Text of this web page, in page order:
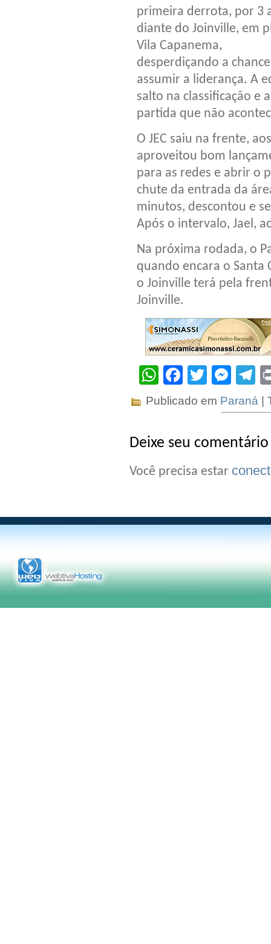
primeira derrota, por 3
diante do Joinville, em
Vila Capanema,
desperdiçando a
assumir a liderança. A
salto na classificação e
partida que não
O JEC saiu na frente,
aproveitou bom
para as redes e abrir o
chute da entrada da
minutos, descontou e
Após o intervalo, Jael,
Na próxima rodada, o
quando encara o Santa
o Joinville terá pela
Joinville.
WhatsApp
Facebook
Twitter
Publicado em Paraná |
Deixe seu comentário
Você precisa estar